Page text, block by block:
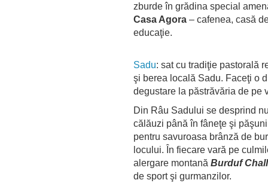
zburde în grădina special
Casa Agora – cafenea, casă
educaţie.
Sadu: sat cu tradiţie pastorală
şi berea locală Sadu. Faceţi o
degustare la păstrăvăria de pe
Din Râu Sadului se desprind
călăuzi până în fâneţe şi
pentru savuroasa brânză de
locului. În fiecare vară pe
alergare montană Burduf
de sport şi gurmanzilor.